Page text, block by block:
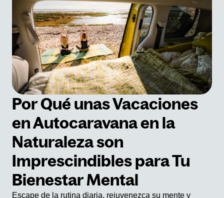
Por Qué unas Vacaciones
en Autocaravana en la
Naturaleza son
Imprescindibles para Tu
Bienestar Mental
Escape de la rutina diaria, rejuvenezca su mente y